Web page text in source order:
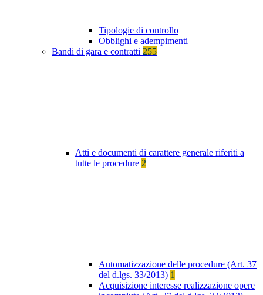
Tipologie di controllo
Obblighi e adempimenti
Bandi di gara e contratti 255
Atti e documenti di carattere generale riferiti a
tutte le procedure 2
Automatizzazione delle procedure (Art. 37
del d.lgs. 33/2013) 1
Acquisizione interesse realizzazione opere